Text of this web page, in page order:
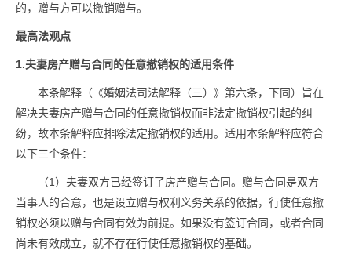
的，赠与方可以撤销赠与。
最高法观点
1.夫妻房产赠与合同的任意撤销权的适用条件
本条解释（《婚姻法司法解释（三）》第六条，下同）旨在
解决夫妻房产赠与合同的任意撤销权而非法定撤销权引起的纠
纷，故本条解释应排除法定撤销权的适用。适用本条解释应符合
以下三个条件：
（1）夫妻双方已经签订了房产赠与合同。赠与合同是双方
当事人的合意，也是设立赠与权利义务关系的依据，行使任意撤
销权必须以赠与合同有效为前提。如果没有签订合同，或者合同
尚未有效成立，就不存在行使任意撤销权的基础。